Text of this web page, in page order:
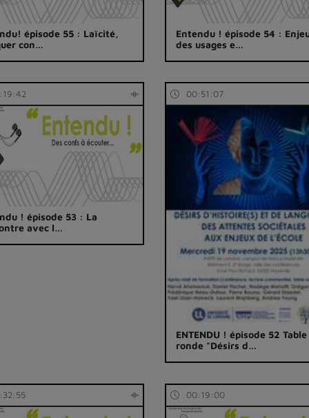
épisode 55 : Laïcité,
con…
Entendu ! épisode 54 :
des usages e…
! épisode 53 : La
avec l…
00:51:07
ENTENDU ! épisode 52 Table
ronde "Désirs d…
00:19:00